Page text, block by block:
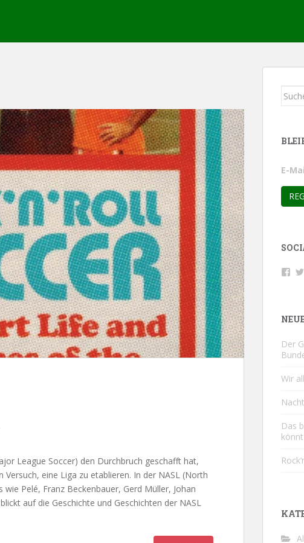
League Soccer) den Durchbruch geschafft hat,
eine Liga zu etablieren. In der NASL (North
Pelé, Franz Beckenbauer, Gerd Müller, Johan
auf die Geschichte und Geschichten der NASL
E-
Der
Wir
Das
könnt